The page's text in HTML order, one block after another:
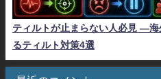
ティルトが止まらない人必見 ―
るティルト対策4選